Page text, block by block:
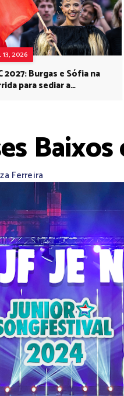
13, 2026
2027: Burgas e Sófia na
para sediar a
Ferreira